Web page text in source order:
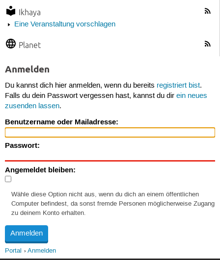
Ikhaya
Eine Veranstaltung vorschlagen
Planet
Anmelden
Du kannst dich hier anmelden, wenn du bereits registriert bist.
Falls du dein Passwort vergessen hast, kannst du dir ein neues
zusenden lassen.
Benutzername oder Mailadresse:
Passwort:
Angemeldet bleiben:
Wähle diese Option nicht aus, wenn du dich an einem öffentlichen
Computer befindest, da sonst fremde Personen möglicherweise Zugang
zu deinem Konto erhalten.
Portal Anmelden